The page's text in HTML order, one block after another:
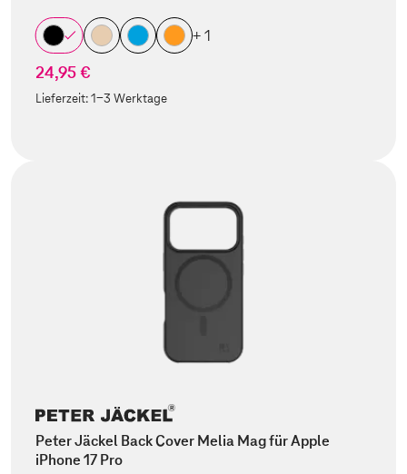
+ 1
24,95 €
Lieferzeit:1-3 Werktage
Peter Jäckel Back Cover Melia Mag für Apple
iPhone 17 Pro